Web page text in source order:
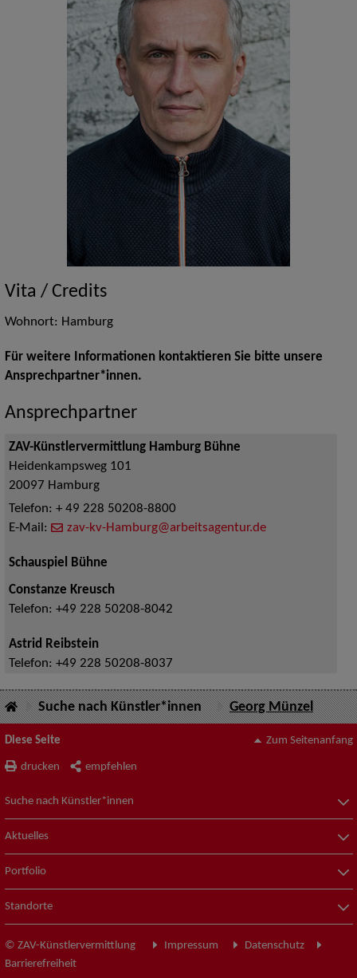
Vita / Credits
Wohnort: Hamburg
Für weitere Informationen kontaktieren Sie bitte unsere
Ansprechpartner*innen.
Ansprechpartner
ZAV-Künstlervermittlung Hamburg Bühne
Heidenkampsweg 101
20097 Hamburg
Telefon: + 49 228 50208-8800
E-Mail:
zav-kv-Hamburg@arbeitsagentur.de
Schauspiel Bühne
Constanze Kreusch
Telefon: +49 228 50208-8042
Astrid Reibstein
Telefon: +49 228 50208-8037
Suche nach Künstler*innen Georg Münzel
Diese Seite
drucken empfehlen
Zum Seitenanfang
Suche nach Künstler*innen
Aktuelles
Portfolio
Standorte
© ZAV-Künstlervermittlung Impressum
Datenschutz
Barrierefreiheit